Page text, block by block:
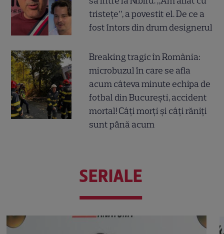
tristețe”, a povestit el. De ce a
fost întors din drum designerul
Breaking tragic în România:
microbuzul în care se afla
acum câteva minute echipa de
fotbal din București, accident
mortal! Câți morți și câți răniți
sunt până acum
SERIALE